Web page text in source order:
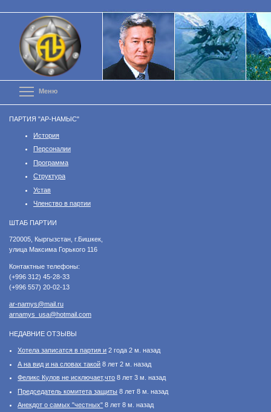
к
основному
содержанию
Меню
ПАРТИЯ "АР-НАМЫС"
История
Персоналии
Программа
Структура
Устав
Членство в партии
ШТАБ ПАРТИИ
​720005, Кыргызстан, г.Бишкек,
улица Максима Горького 116
Контактные телефоны:
(+996 312) 45-28-33
(+996 557) 20-02-13
ar-namys@mail.ru
arnamys_usa@hotmail.com
НЕДАВНИЕ ОТЗЫВЫ
Хотела записатся в партия и 2 года 2 м. назад
А на вид и на словах такой 8 лет 2 м. назад
Феликс Кулов не исключает,что 8 лет 3 м. назад
Председатель комитета защиты 8 лет 8 м. назад
Анекдот о самых "честных" 8 лет 8 м. назад